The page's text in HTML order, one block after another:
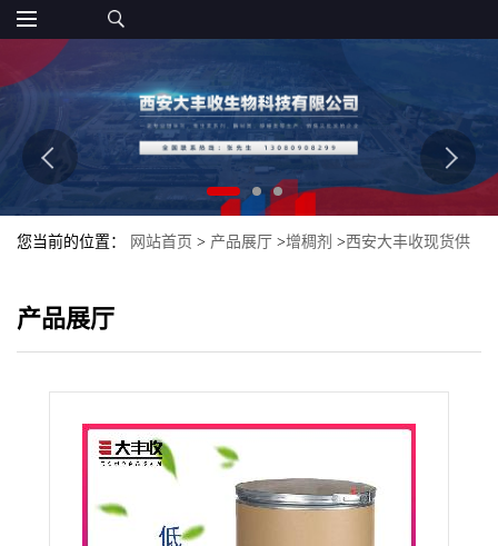
您当前的位置： 网站首页 > 产品展厅 >增稠剂 >西安大丰收现货供
产品展厅